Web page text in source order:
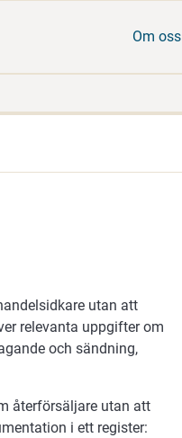
Om oss
utan att
relevanta uppgifter om
och sändning,
återförsäljare utan att
i ett register: